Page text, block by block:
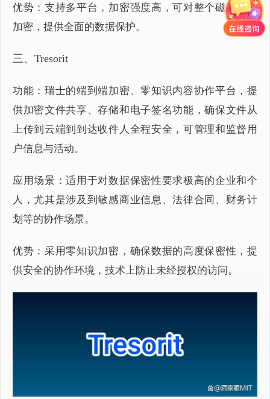
优势：支持多平台，加密强度高，可对整个磁盘进行
加密，提供全面的数据保护。
三、Tresorit
功能：瑞士的端到端加密、零知识内容协作平台，提
供加密文件共享、存储和电子签名功能，确保文件从
上传到云端到到达收件人全程安全，可管理和监督用
户信息与活动。
应用场景：适用于对数据保密性要求极高的企业和个
人，尤其是涉及到敏感商业信息、法律合同、财务计
划等的协作场景。
优势：采用零知识加密，确保数据的高度保密性，提
供安全的协作环境，技术上防止未经授权的访问。